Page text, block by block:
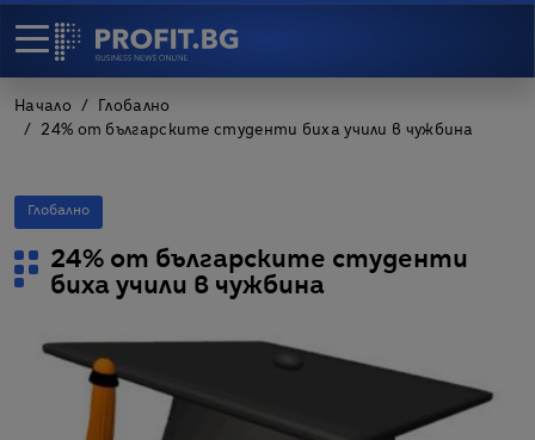
Начало
Глобално
24% от българските студенти биха учили в чужбина
Глобално
24% от българските студенти
биха учили в чужбина